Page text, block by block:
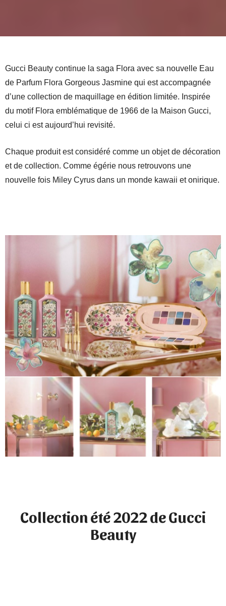
Gucci Beauty continue la saga Flora avec sa nouvelle Eau
de Parfum Flora Gorgeous Jasmine qui est accompagnée
d’une collection de maquillage en édition limitée. Inspirée
du motif Flora emblématique de 1966 de la Maison Gucci,
celui ci est aujourd’hui revisité.
Chaque produit est considéré comme un objet de décoration
et de collection. Comme égérie nous retrouvons une
nouvelle fois Miley Cyrus dans un monde kawaii et onirique.
Collection été 2022 de Gucci
Beauty